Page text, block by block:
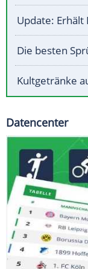
Update: Erhält
Die besten
Kultgetränke
Datencenter